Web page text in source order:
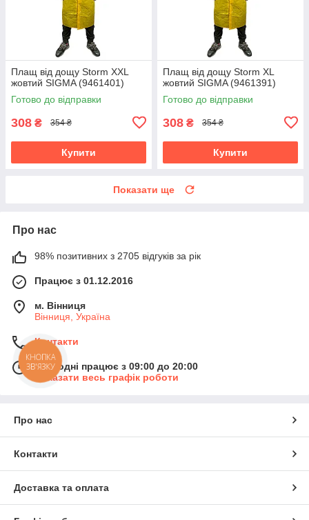
Плащ від дощу Storm XXL
жовтий SIGMA (9461401)
Готово до відправки
308 ₴ 354 ₴
Купити
Плащ від дощу Storm XL
жовтий SIGMA (9461391)
Готово до відправки
308 ₴ 354 ₴
Купити
Показати ще
Про нас
98% позитивних з 2705 відгуків за рік
Працює з 01.12.2016
м. Вінниця
Вінниця, Україна
Контакти
Сьогодні працює з 09:00 до 20:00
Показати весь графік роботи
Про нас
Контакти
Доставка та оплата
КНОПКА
ЗВ'ЯЗКУ